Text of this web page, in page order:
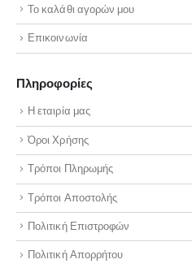
Το καλάθι αγορών μου
Επικοινωνία
Πληροφορίες
Η εταιρία μας
Όροι Χρήσης
Τρόποι Πληρωμής
Τρόποι Αποστολής
Πολιτική Επιστροφών
Πολιτική Απορρήτου